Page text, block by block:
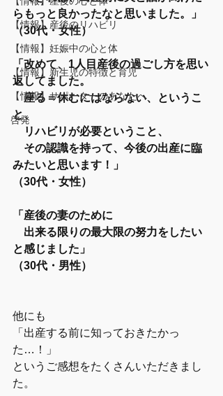
【情報】産後のリハビリ
【情報】妊娠中の心と体
【情報】新生児の特徴と育児
【情報】サポーターのあなたへ
啓発
らもっと良かったなと思いました。」
（30代・女性）
「改めて、1人目産後の過ごし方を思い
返してました。
座る＝休むにはならない、というこ
と、
リハビリが必要ということ、
その認識を持って、今後の出産に臨
みたいと思います！」
（30代・女性）
「産後の妻のために
出来る限りの最大限の努力をしたい
と感じました」
（30代・男性）
他にも
「出産する前に知っておきたかっ
た…！」
というご感想をたくさんいただきまし
た。